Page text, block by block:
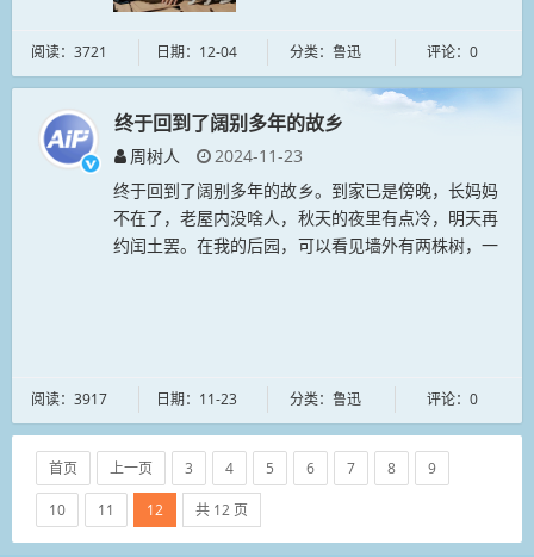
阅读：3721 日期：12-04 分类：鲁迅 评论：0
终于回到了阔别多年的故乡
周树人
2024-11-23
终于回到了阔别多年的故乡。到家已是傍晚，长妈妈
不在了，老屋内没啥人，秋天的夜里有点冷，明天再
约闰土罢。在我的后园，可以看见墙外有两株树，一
阅读：3917 日期：11-23 分类：鲁迅 评论：0
首页 上一页 3 4 5 6 7 8 9
10 11 12 共 12 页